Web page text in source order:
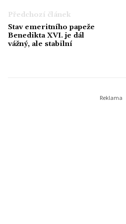
Předchozí článek
Stav emeritního papeže
Benedikta XVI. je dál
vážný, ale stabilní